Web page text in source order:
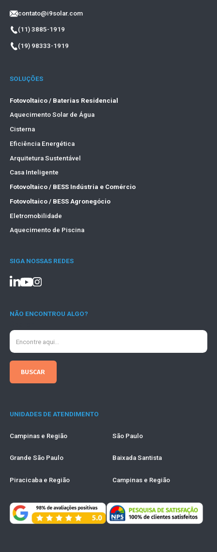
contato@i9solar.com
(11) 3885-1919
(19) 98333-1919
SOLUÇÕES
Fotovoltaico / Baterias Residencial
Aquecimento Solar de Água
Cisterna
Eficiência Energética
Arquitetura Sustentável
Casa Inteligente
Fotovoltaico / BESS Indústria e Comércio
Fotovoltaico / BESS Agronegócio
Eletromobilidade
Aquecimento de Piscina
SIGA NOSSAS REDES
NÃO ENCONTROU ALGO?
UNIDADES DE ATENDIMENTO
Campinas e Região São Paulo
Grande São Paulo Baixada Santista
Piracicaba e Região Campinas e Região